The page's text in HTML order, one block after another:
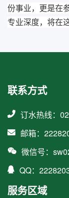
份事业，更是在
专业深度，将在
联系方式
订水热线：
邮箱：
微信号：
QQ：
服务区域